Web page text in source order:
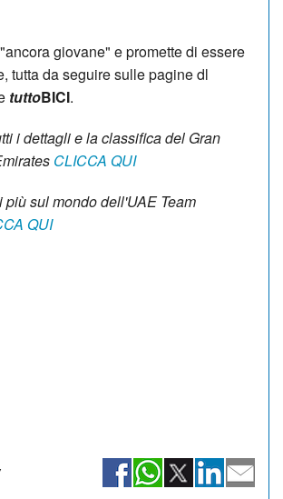
giovane" e promette di essere
tutta da seguire sulle pagine dl
tuttoBICI.
i dettagli e la classifica del Gran
CLICCA QUI
più sul mondo dell'UAE Team
QUI